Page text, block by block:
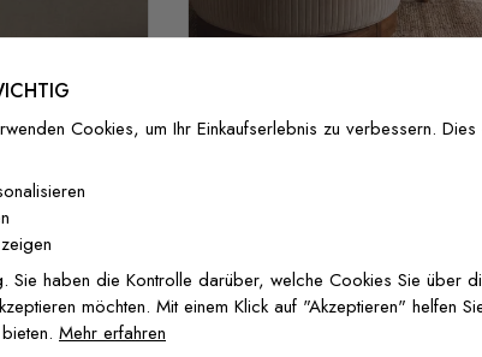
und Gold
Blättern
Wildblumen
Cookies, um Ihr Einkaufserlebnis zu verbessern.
Sie haben die Kontrolle darüber, welche Cookies Sie über
möchten. Mit einem Klick auf "Akzeptieren" helfen
Mehr erfahren